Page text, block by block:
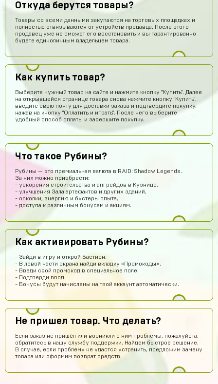
Откуда берутся товары?
Товары со всеми данными закупаются на торговых площадках и
полностью отвязываются от устройств продавца. После этого
продавец уже не сможет его восстановить и вы гарантированно
будете единоличным владельцем товара.
Как купить товар?
Выберите нужный товар на сайте и нажмите кнопку "Купить". Далее
на открывшейся странице товара снова нажмите кнопку "Купить",
введите свою почту для доставки заказа и подтвердите покупку,
нажав на кнопку "Оплатить и играть". После чего выберите
удобный способ оплаты и завершите покупку.
Что такое Рубины?
Рубины — это премиальная валюта в RAID: Shadow Legends.
За них можно приобрести:
- ускорения строительства и апгрейдов в Кузнице,
- улучшения Зала артефактов и других зданий,
- осколки, энергию и бустеры опыта,
- доступа к различным бонусам и акциям.
Как активировать Рубины?
- Зайди в игру и открой Бастион.
- В левой части экрана найди вкладку «Промокоды».
- Введи свой промокод в специальное поле.
- Подтверди ввод.
- Бонусы будут начислены на твой аккаунт автоматически.
Не пришел товар. Что делать?
Если заказ не пришёл или возникли с ним проблемы, пожалуйста,
обратитесь в нашу службу поддержки. Найдем быстрое решение.
В случае, если проблему не удастся устранить, предложим замену
товара или оформим возврат средств.
Владислав Прохоров
не реально нормальный сайт. купил акк за 300 руб,
пришло логин и пароль, поменял пароль, в акк зашел.
Не обман
kotn37669
Короче сайт збс
Найс
Мурат Нурахметов
Привет
Рома Орлов 8 часов назад
Вход в аккаунт с помощью Supercell ID. Для того, чтобы
войти в купленный Вами аккаунт нужно: Открыть
настройки игры Нажать на кнопку Supercell ID Ввести
логин от купленного вами аккаунта и нажать кнопку
Войти Зайти на электронную почту (логин и пароль от
почты вы получаете после покупки) и скопировать
полученный код активации Вернуться в игру и
использовать код активации Загрузить новый аккаунт В
целях безопасности мы также рекомендуем изменить
пароль от почты. Вход в аккаунт с помощью аккаунта
аккаунт нужно: Открыть настройки игры Нажать на
кнопку Google Play Выйти из текущего аккаунта Ввести
логин и пароль от купленного аккаунта (эти данные
придут на почту после покупки) Загрузить новый